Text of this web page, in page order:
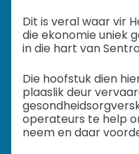
Dit is veral waar vir
die ekonomie uniek
in die hart van
Die hoofstuk dien
plaaslik deur
operateurs te help
neem en daar